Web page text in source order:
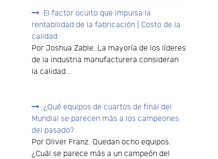
El factor oculto que impulsa la
rentabilidad de la fabricación | Costo de la
calidad
Por Joshua Zable. La mayoría de los líderes
de la industria manufacturera consideran
la calidad...
¿Qué equipos de cuartos de final del
Mundial se parecen más a los campeones
del pasado?
Por Oliver Franz. Quedan ocho equipos.
¿Cuál se parece más a un campeón del